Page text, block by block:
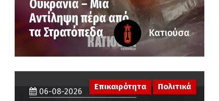
Ουκρανία – Μια
Αντίληψη πέρα από
τα Στρατόπεδα
Κατιούσα
06-08-2026
Επικαιρότητα Πολιτικά